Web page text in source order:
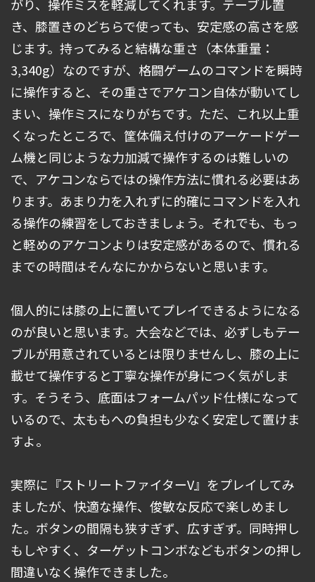
がり、操作ミスを軽減してくれます。テーブル置
き、膝置きのどちらで使っても、安定感の高さを感
じます。持ってみると結構な重さ（本体重量：
3,340g）なのですが、格闘ゲームのコマンドを瞬時
に操作すると、その重さでアケコン自体が動いてし
まい、操作ミスになりがちです。ただ、これ以上重
くなったところで、筐体備え付けのアーケードゲー
ム機と同じような力加減で操作するのは難しいの
で、アケコンならではの操作方法に慣れる必要はあ
ります。あまり力を入れずに的確にコマンドを入れ
る操作の練習をしておきましょう。それでも、もっ
と軽めのアケコンよりは安定感があるので、慣れる
までの時間はそんなにかからないと思います。
個人的には膝の上に置いてプレイできるようになる
のが良いと思います。大会などでは、必ずしもテー
ブルが用意されているとは限りませんし、膝の上に
載せて操作すると丁寧な操作が身につく気がしま
す。そうそう、底面はフォームパッド仕様になって
いるので、太ももへの負担も少なく安定して置けま
すよ。
実際に『ストリートファイターV』をプレイしてみ
ましたが、快適な操作、俊敏な反応で楽しめまし
た。ボタンの間隔も狭すぎず、広すぎず。同時押し
もしやすく、ターゲットコンボなどもボタンの押し
間違いなく操作できました。